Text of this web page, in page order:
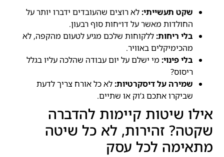
שקט תעשייתי:לא רוצים שהעובדים ידברו יותר על
החולדות מאשר על דו״חות סוף רבעון.
בלי ריחות:ללקוחות שלכם מגיע לטעום מהקפה, לא
מהכימיקלים באוויר.
בלי פינוי: מי ישלם על יום עבודה שהלכה עליו בגלל
ריסוס?
שמירה על דיסקרטיות:לא כל אורח צריך לדעת
שביקרו אתכם ג’וק או שתיים.
אילו שיטות קיימות להדברה
שקטה? זהירות, לא כל שיטה
מתאימה לכל עסק